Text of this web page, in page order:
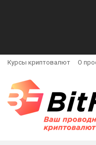
Курсы криптовалют О